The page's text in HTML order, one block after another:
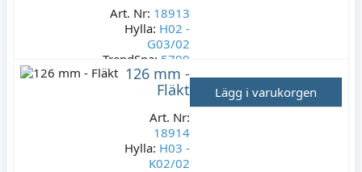
19,80 kr
Art. Nr: 18913
Hylla: H02 -
G03/02
TrendSpa: 5799
Lagerstatus:2 st
99 kr
Varav moms:19,80
kr
126 mm -
Fläkt
Art. Nr:
18914
Hylla: H03 -
K02/02
Lägg i varukorgen